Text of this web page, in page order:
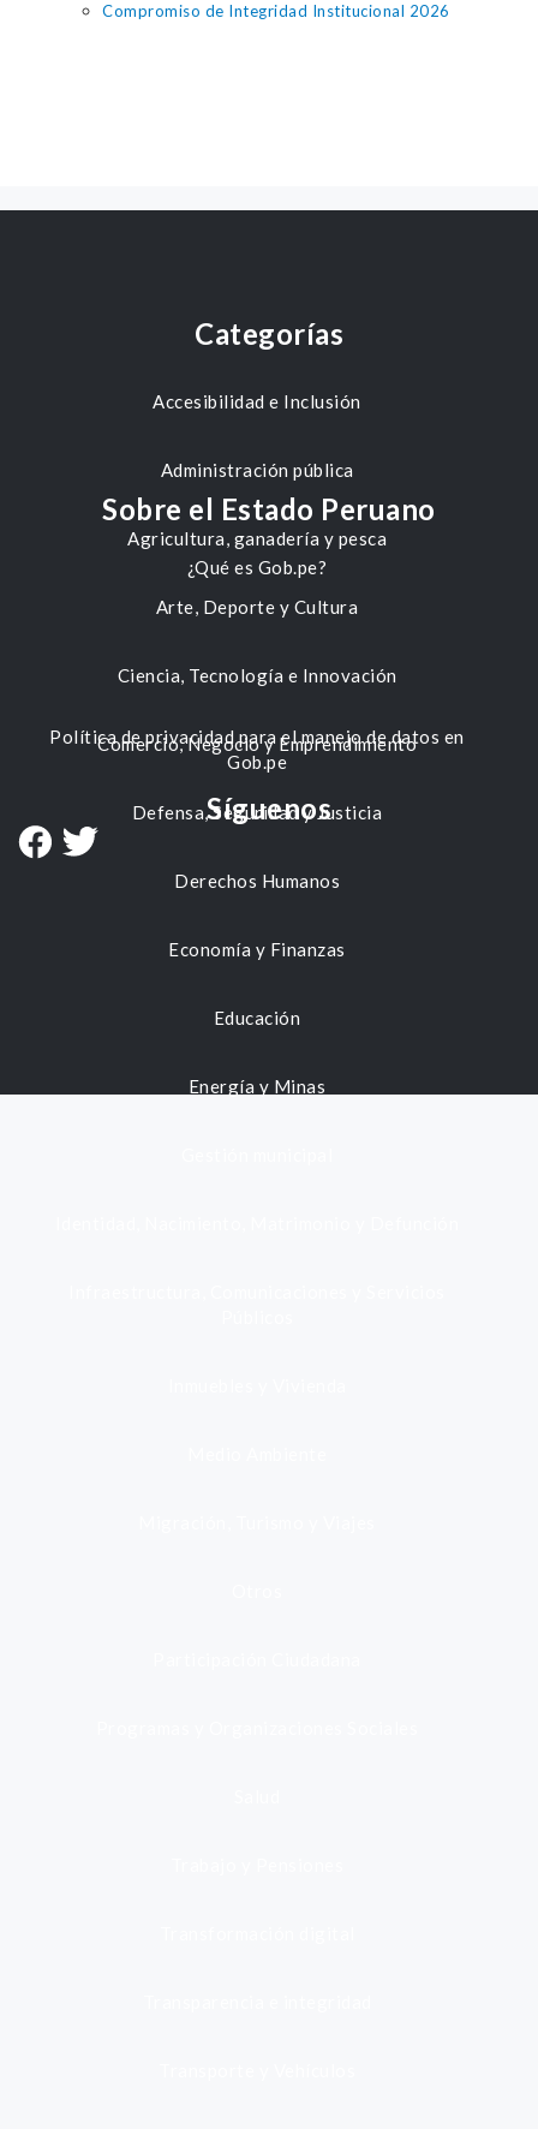
Compromiso de Integridad Institucional 2026
Categorías
Accesibilidad e Inclusión
Administración pública
Agricultura, ganadería y pesca
Arte, Deporte y Cultura
Ciencia, Tecnología e Innovación
Comercio, Negocio y Emprendimiento
Defensa, Seguridad y Justicia
Derechos Humanos
Economía y Finanzas
Educación
Energía y Minas
Sobre el Estado Peruano
¿Qué es Gob.pe?
Política de privacidad para el manejo de datos en
Gob.pe
Síguenos